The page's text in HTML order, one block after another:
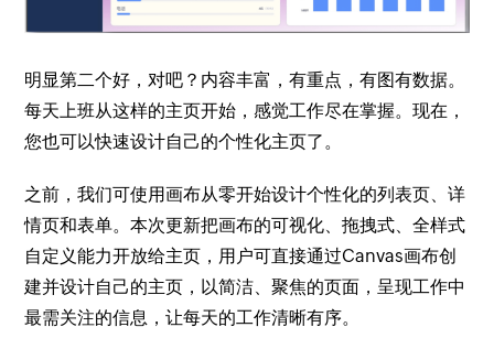
明显第二个好，对吧？内容丰富，有重点，有图有数据。
每天上班从这样的主页开始，感觉工作尽在掌握。现在，
您也可以快速设计自己的个性化主页了。
之前，我们可使用画布从零开始设计个性化的列表页、详
情页和表单。本次更新把画布的可视化、拖拽式、全样式
自定义能力开放给主页，用户可直接通过Canvas画布创
建并设计自己的主页，以简洁、聚焦的页面，呈现工作中
最需关注的信息，让每天的工作清晰有序。